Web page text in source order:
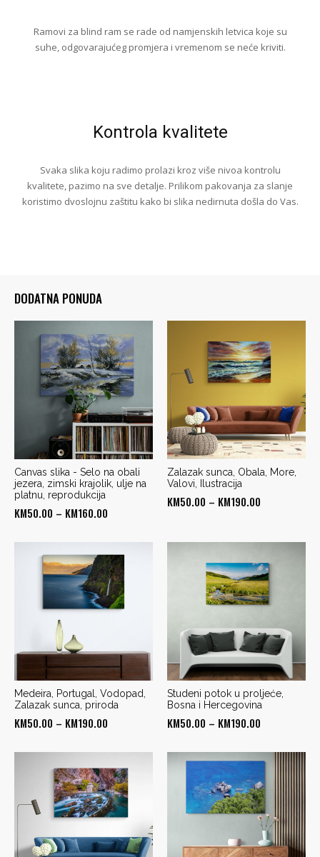
Ramovi za blind ram se rade od namjenskih letvica koje su
suhe, odgovarajućeg promjera i vremenom se neće kriviti.
Kontrola kvalitete
Svaka slika koju radimo prolazi kroz više nivoa kontrolu
kvalitete, pazimo na sve detalje. Prilikom pakovanja za slanje
koristimo dvoslojnu zaštitu kako bi slika nedirnuta došla do Vas.
DODATNA PONUDA
Canvas slika - Selo na obali
jezera, zimski krajolik, ulje na
platnu, reprodukcija
KM50.00 – KM160.00
through
KM160.00
Zalazak sunca, Obala, More,
Valovi, Ilustracija
KM50.00 – KM190.00
KM190.00
Medeira, Portugal, Vodopad,
Zalazak sunca, priroda
KM50.00 – KM190.00
through
KM190.00
Studeni potok u proljeće,
Bosna i Hercegovina
KM50.00 – KM190.00
KM50.00
KM190.00